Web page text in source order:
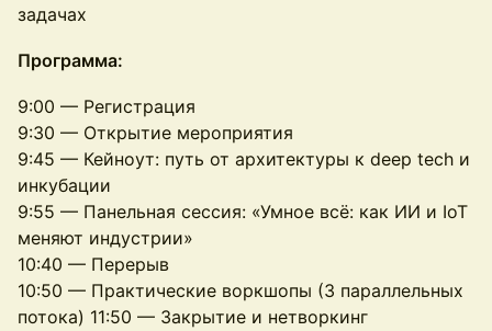
задачах
Программа:
9:00 — Регистрация
9:30 — Открытие мероприятия
9:45 — Кейноут: путь от архитектуры к deep tech и
инкубации
9:55 — Панельная сессия: «Умное всё: как ИИ и IoT
меняют индустрии»
10:40 — Перерыв
10:50 — Практические воркшопы (3 параллельных
потока) 11:50 — Закрытие и нетворкинг